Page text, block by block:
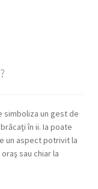
simboliza un gest de
în ii. Ia poate
un aspect potrivit la
sau chiar la